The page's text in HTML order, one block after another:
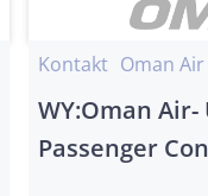
Kontakt Oman Air
WY:Oman
Passenger